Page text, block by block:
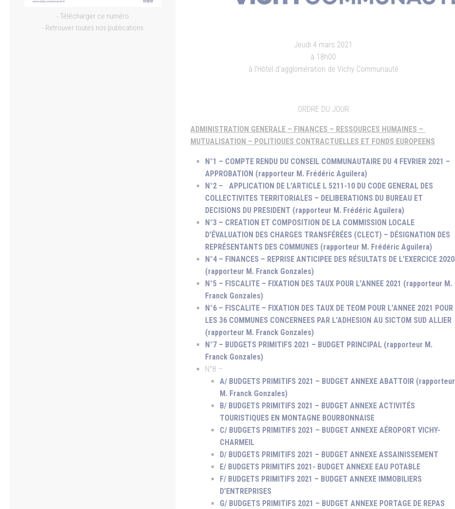
Jeudi 4 mars 2021
à 18h00
à l’Hôtel d’agglomération de Vichy Communauté
ORDRE DU JOUR
ADMINISTRATION GENERALE – FINANCES – RESSOURCES HUMAINES –
MUTUALISATION – POLITIQUES CONTRACTUELLES ET FONDS EUROPEENS
N°1 – COMPTE RENDU DU CONSEIL COMMUNAUTAIRE DU 4 FEVRIER 2021 –
APPROBATION (rapporteur M. Frédéric Aguilera)
N°2 – APPLICATION DE L’ARTICLE L 5211-10 DU CODE GENERAL DES
COLLECTIVITES TERRITORIALES – DELIBERATIONS DU BUREAU ET
DECISIONS DU PRESIDENT (rapporteur M. Frédéric Aguilera)
N°3 – CREATION ET COMPOSITION DE LA COMMISSION LOCALE
D’ÉVALUATION DES CHARGES TRANSFÉRÉES (CLECT) – DÉSIGNATION DES
REPRÉSENTANTS DES COMMUNES (rapporteur M. Frédéric Aguilera)
N°4 – FINANCES – REPRISE ANTICIPEE DES RÉSULTATS DE L’EXERCICE 2020
(rapporteur M. Franck Gonzales)
N°5 – FISCALITE – FIXATION DES TAUX POUR L’ANNEE 2021 (rapporteur M.
Franck Gonzales)
N°6 – FISCALITE – FIXATION DES TAUX DE TEOM POUR L’ANNEE 2021 POUR
LES 36 COMMUNES CONCERNEES PAR L’ADHESION AU SICTOM SUD ALLIER
(rapporteur M. Franck Gonzales)
N°7 – BUDGETS PRIMITIFS 2021 – BUDGET PRINCIPAL (rapporteur M.
Franck Gonzales)
N°8 –
A/ BUDGETS PRIMITIFS 2021 – BUDGET ANNEXE ABATTOIR (rapporteur
M. Franck Gonzales)
B/ BUDGETS PRIMITIFS 2021 – BUDGET ANNEXE ACTIVITÉS
TOURISTIQUES EN MONTAGNE BOURBONNAISE
C/ BUDGETS PRIMITIFS 2021 – BUDGET ANNEXE AÉROPORT VICHY-
CHARMEIL
D/ BUDGETS PRIMITIFS 2021 – BUDGET ANNEXE ASSAINISSEMENT
E/ BUDGETS PRIMITIFS 2021- BUDGET ANNEXE EAU POTABLE
F/ BUDGETS PRIMITIFS 2021 – BUDGET ANNEXE IMMOBILIERS
D’ENTREPRISES
G/ BUDGETS PRIMITIFS 2021 – BUDGET ANNEXE PORTAGE DE REPAS
- Télécharger ce numéro
- Retrouver toutes nos publications